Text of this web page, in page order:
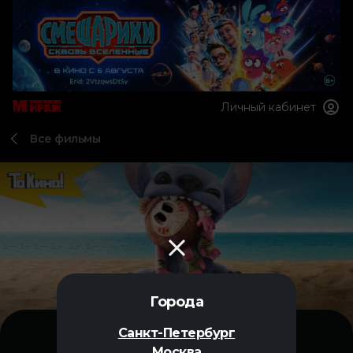
Города
Санкт-Петербург
Личный кабинет
Все фильмы